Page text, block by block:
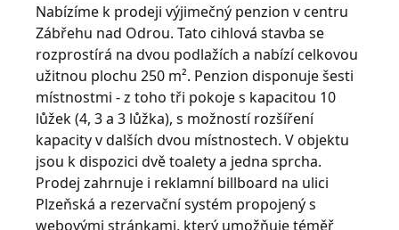
Nabízíme k prodeji výjimečný penzion v centru
Zábřehu nad Odrou. Tato cihlová stavba se
rozprostírá na dvou podlažích a nabízí celkovou
užitnou plochu 250 m². Penzion disponuje šesti
místnostmi - z toho tři pokoje s kapacitou 10
lůžek (4, 3 a 3 lůžka), s možností rozšíření
kapacity v dalších dvou místnostech. V objektu
jsou k dispozici dvě toalety a jedna sprcha.
Prodej zahrnuje i reklamní billboard na ulici
Plzeňská a rezervační systém propojený s
webovými stránkami, který umožňuje téměř